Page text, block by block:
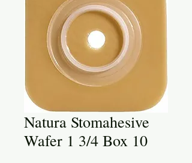
Natura Stomahesive
Wafer 1 3/4 Box 10